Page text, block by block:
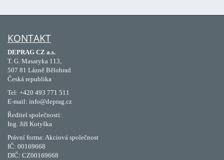
KONTAKT
DEPRAG CZ a.s.
T. G. Masaryka 113,
507 81 Lázně Bělohrad
Česká republika
Tel: +420 493 771 511
E-mail: info@deprag.cz
Ředitel společnosti:
Ing. Jiří Kotyška
Právní forma: Akciová společnost
IČ: 00169668
DIČ: CZ00169668